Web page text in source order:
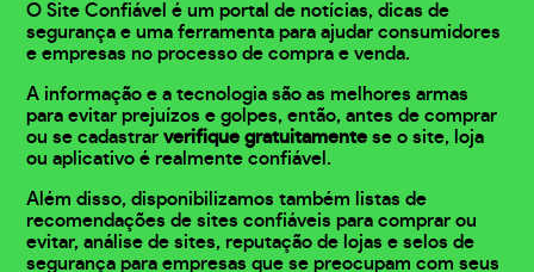
O Site Confiável é um portal de notícias, dicas de
segurança e uma ferramenta para ajudar consumidores
e empresas no processo de compra e venda.
A informação e a tecnologia são as melhores armas
para evitar prejuízos e golpes, então, antes de comprar
ou se cadastrarverifique gratuitamente se o site, loja
ou aplicativo é realmente confiável.
Além disso, disponibilizamos também listas de
recomendações de sites confiáveis para comprar ou
evitar, análise de sites, reputação de lojas e selos de
segurança para empresas que se preocupam com seus